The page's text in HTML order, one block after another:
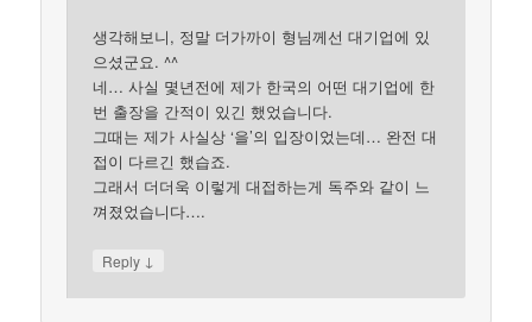
생각해보니, 정말 더가까이 형님께선 대기업에 있
으셨군요. ^^
네… 사실 몇년전에 제가 한국의 어떤 대기업에 한
번 출장을 간적이 있긴 했었습니다.
그때는 제가 사실상 ‘을’의 입장이었는데… 완전 대
접이 다르긴 했습죠.
그래서 더더욱 이렇게 대접하는게 독주와 같이 느
껴졌었습니다….
Reply ↓